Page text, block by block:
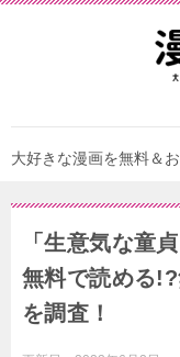
大好きな漫画を無料＆
「生意気な童
無料で読める
を調査！